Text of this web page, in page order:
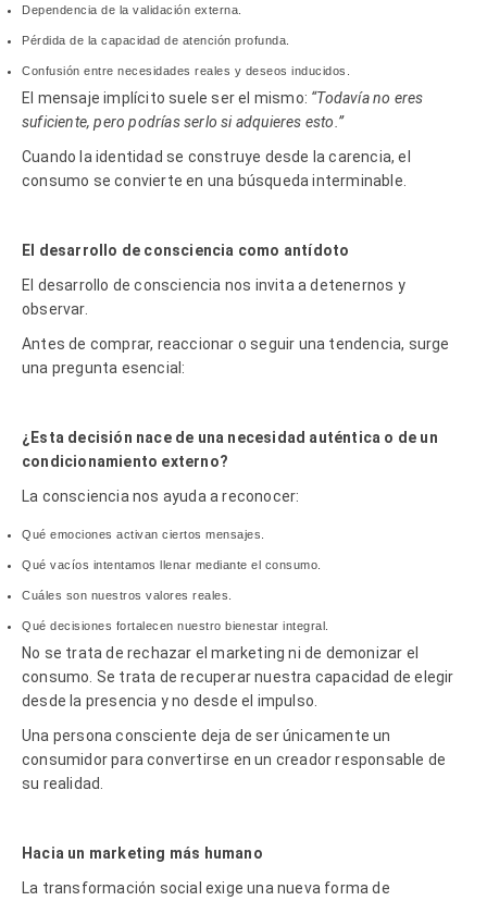
Dependencia de la validación externa.
Pérdida de la capacidad de atención profunda.
Confusión entre necesidades reales y deseos inducidos.
El mensaje implícito suele ser el mismo: “Todavía no eres
suficiente, pero podrías serlo si adquieres esto.”
Cuando la identidad se construye desde la carencia, el
consumo se convierte en una búsqueda interminable.
El desarrollo de consciencia como antídoto
El desarrollo de consciencia nos invita a detenernos y
observar.
Antes de comprar, reaccionar o seguir una tendencia, surge
una pregunta esencial:
¿Esta decisión nace de una necesidad auténtica o de un
condicionamiento externo?
La consciencia nos ayuda a reconocer:
Qué emociones activan ciertos mensajes.
Qué vacíos intentamos llenar mediante el consumo.
Cuáles son nuestros valores reales.
Qué decisiones fortalecen nuestro bienestar integral.
No se trata de rechazar el marketing ni de demonizar el
consumo. Se trata de recuperar nuestra capacidad de elegir
desde la presencia y no desde el impulso.
Una persona consciente deja de ser únicamente un
consumidor para convertirse en un creador responsable de
su realidad.
Hacia un marketing más humano
La transformación social exige una nueva forma de